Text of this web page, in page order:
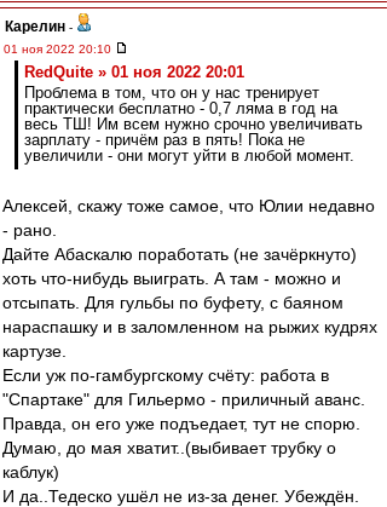
Карелин -
01 ноя 2022 20:10
RedQuite » 01 ноя 2022 20:01
Проблема в том, что он у нас тренирует
практически бесплатно - 0,7 ляма в год на
весь ТШ! Им всем нужно срочно увеличивать
зарплату - причём раз в пять! Пока не
увеличили - они могут уйти в любой момент.
Алексей, скажу тоже самое, что Юлии недавно
- рано.
Дайте Абаскалю поработать (не зачёркнуто)
хоть что-нибудь выиграть. А там - можно и
отсыпать. Для гульбы по буфету, с баяном
нараспашку и в заломленном на рыжих кудрях
картузе.
Если уж по-гамбургскому счёту: работа в
"Спартаке" для Гильермо - приличный аванс.
Правда, он его уже подъедает, тут не спорю.
Думаю, до мая хватит..(выбивает трубку о
каблук)
И да..Тедеско ушёл не из-за денег. Убеждён.